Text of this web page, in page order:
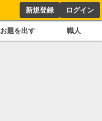
新規登録 ログイン
お題を出す 職人